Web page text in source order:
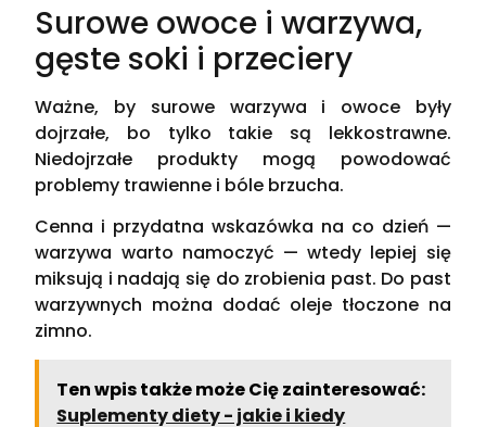
Surowe owoce i warzywa,
gęste soki i przeciery
Ważne, by surowe warzywa i owoce były
dojrzałe, bo tylko takie są lekkostrawne.
Niedojrzałe produkty mogą powodować
problemy trawienne i bóle brzucha.
Cenna i przydatna wskazówka na co dzień —
warzywa warto namoczyć — wtedy lepiej się
miksują i nadają się do zrobienia past. Do past
warzywnych można dodać oleje tłoczone na
zimno.
Ten wpis także może Cię zainteresować:
Suplementy diety - jakie i kiedy